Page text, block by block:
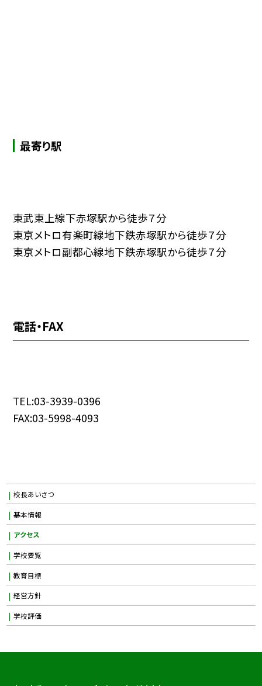
最寄り駅
東武東上線下赤塚駅から徒歩７分
東京メトロ有楽町線地下鉄赤塚駅から徒歩７分
東京メトロ副都心線地下鉄赤塚駅から徒歩７分
電話・FAX
TEL:03-3939-0396
FAX:03-5998-4093
校長あいさつ
基本情報
アクセス
学校要覧
教育目標
経営方針
学校評価